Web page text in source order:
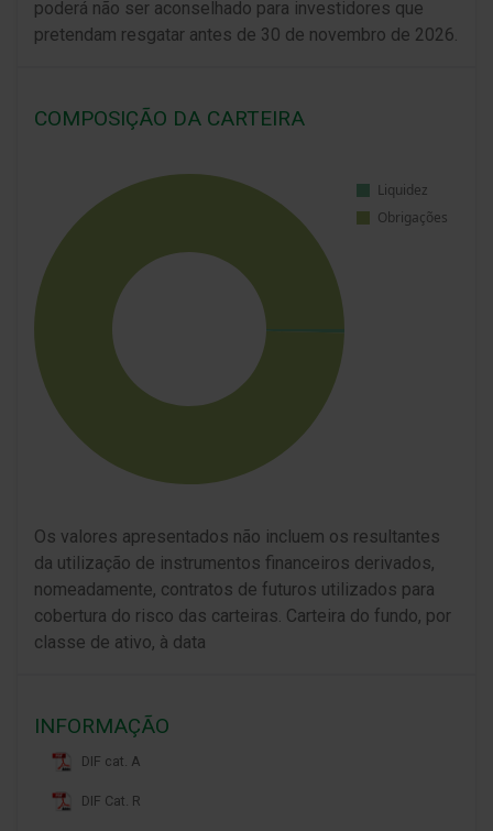
poderá não ser aconselhado para investidores que
pretendam resgatar antes de 30 de novembro de 2026.
COMPOSIÇÃO DA CARTEIRA
Os valores apresentados não incluem os resultantes
da utilização de instrumentos financeiros derivados,
nomeadamente, contratos de futuros utilizados para
cobertura do risco das carteiras. Carteira do fundo, por
classe de ativo, à data
INFORMAÇÃO
DIF cat. A
DIF Cat. R